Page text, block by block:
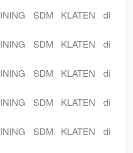
SDM KLATEN di
SDM KLATEN di
SDM KLATEN di
SDM KLATEN di
SDM KLATEN di